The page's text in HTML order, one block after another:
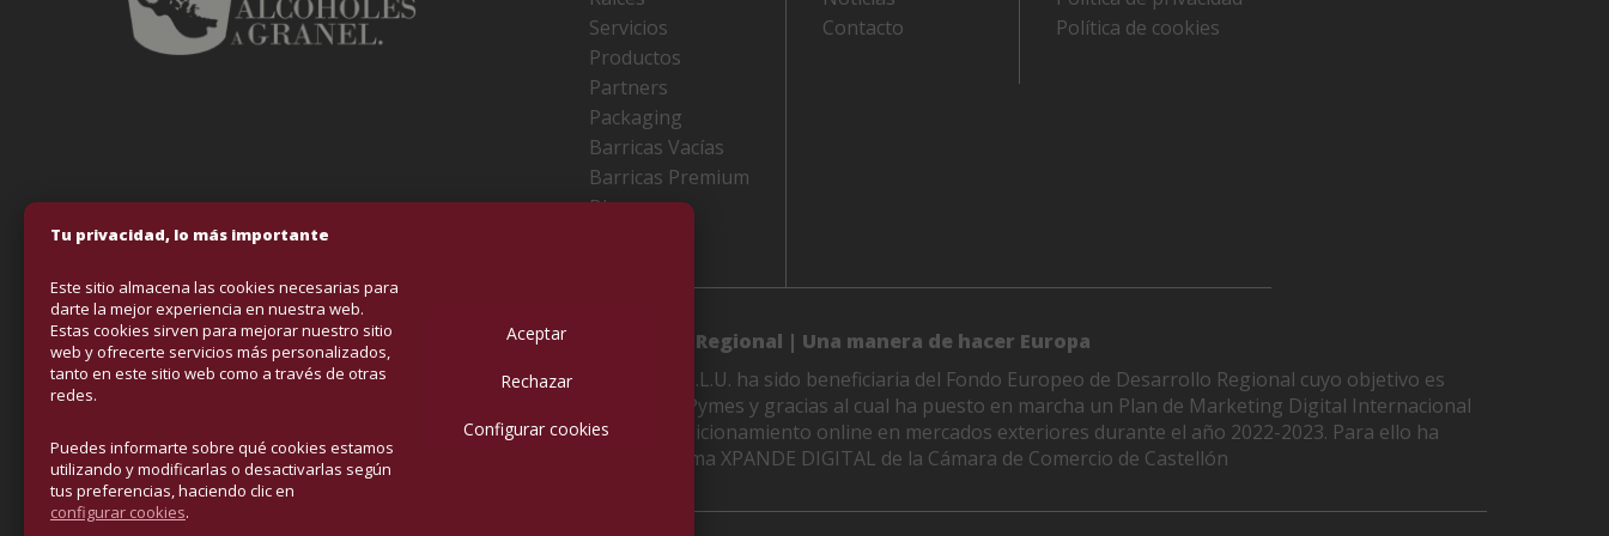
Servicios
Productos
Partners
Packaging
Barricas Vacías
Barricas Premium
Blog
Contacto
Política de cookies
Fondo Europeo de Desarrollo Regional | Una manera de hacer Europa
VINOS & ALCOHOLES M. VIDAL, S.L.U. ha sido beneficiaria del Fondo Europeo de Desarrollo Regional cuyo objetivo es
mejorar la competitividad de las Pymes y gracias al cual ha puesto en marcha un Plan de Marketing Digital Internacional
con el objetivo de mejorar su posicionamiento online en mercados exteriores durante el año 2022-2023. Para ello ha
contado con el apoyo del Programa XPANDE DIGITAL de la Cámara de Comercio de Castellón
Tu privacidad, lo más importante
Este sitio almacena las cookies necesarias para
darte la mejor experiencia en nuestra web.
Estas cookies sirven para mejorar nuestro sitio
web y ofrecerte servicios más personalizados,
tanto en este sitio web como a través de otras
redes.
Puedes informarte sobre qué cookies estamos
utilizando y modificarlas o desactivarlas según
tus preferencias, haciendo clic en
configurar cookies.
Aceptar
Rechazar
Configurar cookies